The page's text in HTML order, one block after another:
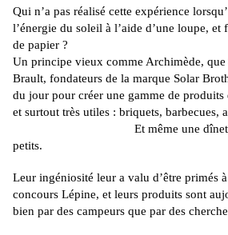
Qui n’a pas réalisé cette expérience
l’énergie du soleil à l’aide d’une loupe,
de papier ?
Un principe vieux comme Archimède,
Brault, fondateurs de la marque Solar
du jour pour créer une gamme de
et surtout très utiles : briquets, barbecues,
Et même une
petits.
Leur ingéniosité leur a valu d’être primés
concours Lépine, et leurs produits sont
bien par des campeurs que par des